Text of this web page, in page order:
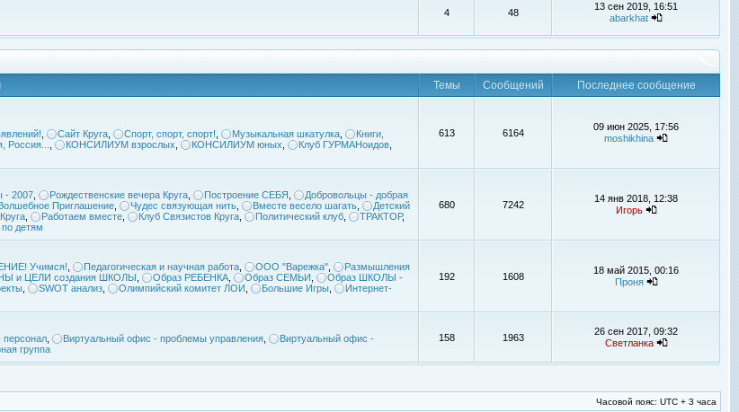
4 48
13 сен 2019, 16:51
abarkhat
Темы Сообщений
Последнее сообщение
Сайт Круга Спорт, спорт, спорт! Музыкальная шкатулка
Книги,
Россия... КОНСИЛИУМ взрослых КОНСИЛИУМ юных Клуб ГУРМАНоидов
613 6164
09 июн 2025, 17:56
moshikhina
- 2007 Рождественские вечера Круга Построение СЕБЯ
Добровольцы - добрая
Приглашение Чудес связующая нить Вместе весело шагать
Детский
Работаем вместе Клуб Связистов Круга Политический клуб ТРАКТОР,
детям
680 7242
14 янв 2018, 12:38
Игорь
Учимся! Педагогическая и научная работа ООО "Варежка"
Размышления
и ЦЕЛИ создания ШКОЛЫ Образ РЕБЕНКА Образ СЕМЬИ
Образ ШКОЛЫ -
SWOT анализ Олимпийский комитет ЛОИ Большие Игры
Интернет-
192 1608
18 май 2015, 00:16
Проня
Виртуальный офис - проблемы управления
Виртуальный офис -
группа
158 1963
26 сен 2017, 09:32
Светланка
Часовой пояс: UTC + 3 часа